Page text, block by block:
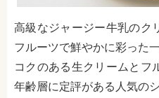
高級なジャージー牛乳のク
フルーツで鮮やかに彩った一
コクのある生クリームとフ
年齢層に定評がある人気の